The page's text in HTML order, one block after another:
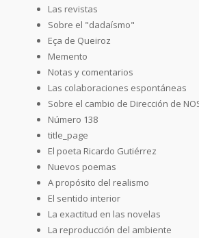
Las revistas
Sobre el "dadaísmo"
Eça de Queiroz
Memento
Notas y comentarios
Las colaboraciones espontáneas
Sobre el cambio de Dirección de
Número 138
title_page
El poeta Ricardo Gutiérrez
Nuevos poemas
A propósito del realismo
El sentido interior
La exactitud en las novelas
La reproducción del ambiente